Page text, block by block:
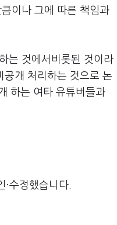
이나 그에 따른 책임과
는 것에서비롯된 것이라
공개 처리하는 것으로 논
하는 여타 유튜버들과
수정했습니다.